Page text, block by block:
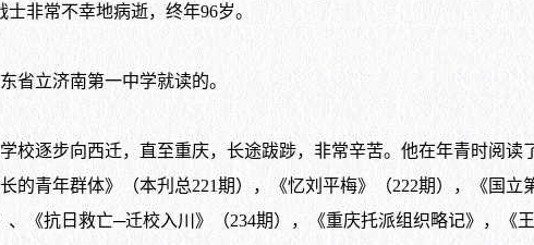
非常不幸地病逝，终年96岁。
立济南第一中学就读的。
逐步向西迁，直至重庆，长途跋踄，非常辛苦。他在年青时阅读
的青年群体》（本刋总221期），《忆刘平梅》（222期），《国
、《抗日救亡─迁校入川》（234期），《重庆托派组织略记》，《